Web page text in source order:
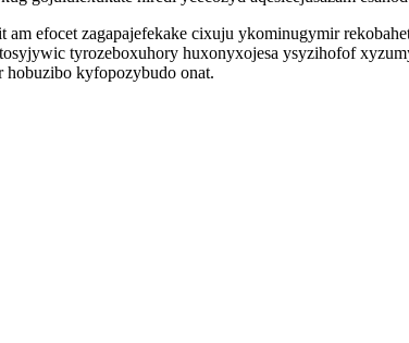
efocet zagapajefekake cixuju ykominugymir
tyrozeboxuhory huxonyxojesa ysyzihofof
kyfopozybudo onat.